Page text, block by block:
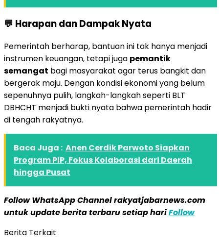
💬 Harapan dan Dampak Nyata
Pemerintah berharap, bantuan ini tak hanya menjadi
instrumen keuangan, tetapi juga pemantik
semangat bagi masyarakat agar terus bangkit dan
bergerak maju. Dengan kondisi ekonomi yang belum
sepenuhnya pulih, langkah-langkah seperti BLT
DBHCHT menjadi bukti nyata bahwa pemerintah hadir
di tengah rakyatnya.
Baca Juga : Anen Cerdik Parwoto Siapkan
Program PIP, Fokus Kolaborasi dari Daerah
hingga Pusat
Follow WhatsApp Channel rakyatjabarnews.com
untuk update berita terbaru setiap hariFollow
Berita Terkait